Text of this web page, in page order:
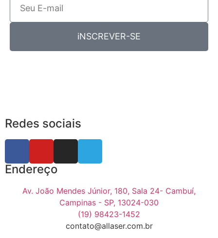
iNSCREVER-SE
Redes sociais
Endereço
Av. João Mendes Júnior, 180, Sala 24- Cambuí,
Campinas - SP, 13024-030
(19) 98423-1452
contato@allaser.com.br